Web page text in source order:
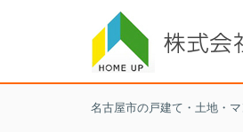
名古屋市の戸建て・土地・